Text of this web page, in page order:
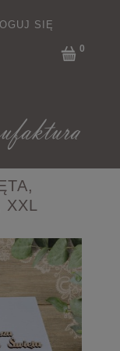
SIĘ
XXL